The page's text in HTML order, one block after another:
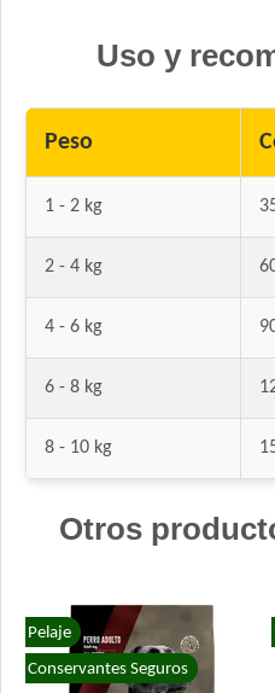
Uso y
Peso
1 - 2 kg
2 - 4 kg
4 - 6 kg
6 - 8 kg
8 - 10 kg
Otros
Pelaje
Conservantes Seguros